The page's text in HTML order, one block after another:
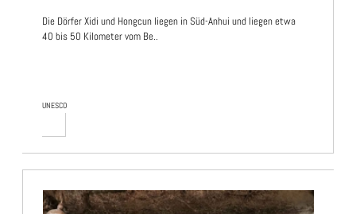
UNESCO
Die Dörfer Xidi und Hongcun liegen in Süd-Anhui und liegen etwa
40 bis 50 Kilometer vom Be..